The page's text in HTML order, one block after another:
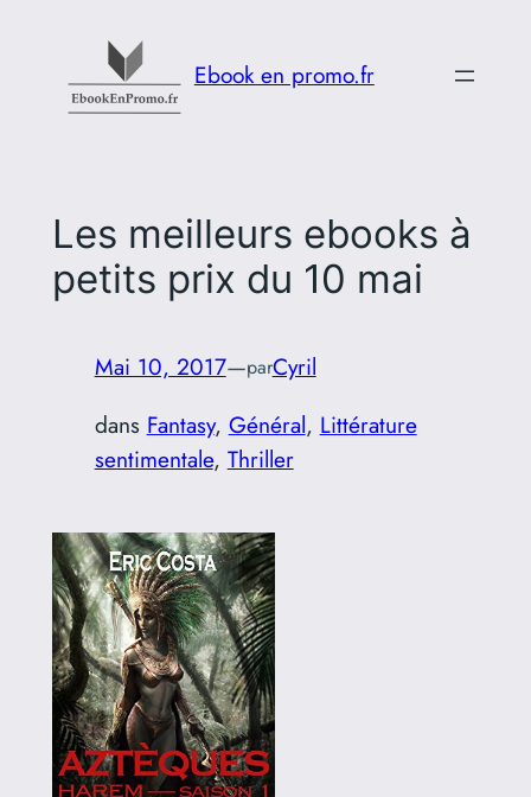
contenu
Ebook en promo.fr
Les meilleurs ebooks à
petits prix du 10 mai
Mai 10, 2017—parCyril
dans Fantasy, Général, Littérature
sentimentale, Thriller